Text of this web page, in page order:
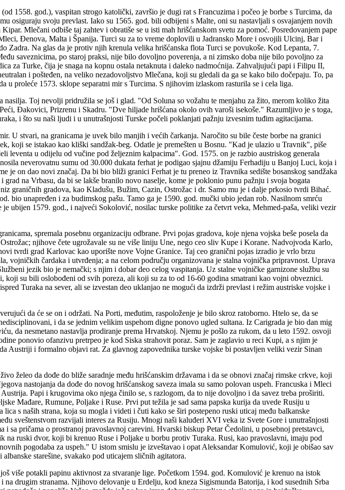
1558. god.), vaspitan strogo katolički, završio je dugi rat s Francuzima i počeo je borbe s Turcima, da
osiguraju svoju prevlast. Iako su 1565. god. bili odbijeni s Malte, oni su nastavljali s osvajanjem novih
Mlečani odbiše taj zahtev i obratiše se u isti mah hrišćanskom svetu za pomoć. Posredovanjem pape
Đenova, Malta i Španija. Turci su za to vreme doplovili u Jadransko More i osvojili Ulcinj, Bar i
Na glas da je protiv njih krenula velika hrišćanska flota Turci se povukoše. Kod Lepanta, 7.
saveznicima, po staroj praksi, nije bilo dovoljno poverenja, a ni zimsko doba nije bilo povoljno za
za Turke, čija je snaga na kopnu ostala netaknuta i daleko nadmoćnija. Zahvaljujući papi i Filipu II,
i pošteđen, na veliko nezadovoljstvo Mlečana, koji su gledali da ga se kako bilo dočepaju. To, pa
u proleće 1573. sklope separatni mir s Turcima. S njihovim izlaskom rasturila se i cela liga.
nasilja. Toj nevolji pridružila se još i glad. "Od Soluna so vožahu te menjahu za žito, merom koliko žita
Đakovici, Prizrenu i Skadru. "Dve hiljade hrišćana okolo ovih varoši isekoše." Razumljivo je s toga,
i što su naši ljudi i u unutrašnjosti Turske počeli poklanjati pažnju izvesnim tuđim agitacijama.
U stvari, na granicama je uvek bilo manjih i većih čarkanja. Naročito su bile česte borbe na granici
koji se istakao kao kliški sandžak-beg. Odatle je premešten u Bosnu. "Kad je ulazio u Travnik", piše
leventa u odijelu od vučine pod željeznim kalpacima". God. 1575. on je razbio austriskog generala
neverovatnu sumu od 30.000 dukata ferhat je podigao sjajnu džamiju Ferhadiju u Banjoj Luci, koja i
je on dao novi značaj. Da bi bio bliži granici Ferhat je tu preneo iz Travnika sedište bosanskog sandžaka
na Vrbasu, da bi se lakše branilo novo naselje, kome je poklonio punu pažnju i svoja bogata
graničnih gradova, kao Kladušu, Bužim, Cazin, Ostrožac i dr. Samo mu je i dalje prkosio tvrdi Bihać.
bio unapređen i za budimskog pašu. Tamo ga je 1590. god. mučki ubio jedan rob. Nasilnom smrću
ubijen 1579. god., i najveći Sokolović, nosilac turske politike za četvrt veka, Mehmed-paša, veliki vezir
spremala posebnu organizaciju odbrane. Prvi pojas gradova, koje njena vojska beše posela da
njihove čete ugrožavale su ne više liniju Une, nego ceo sliv Kupe i Korane. Nadvojvoda Karlo,
tvrdi grad Karlovac kao uporište nove Vojne Granice. Taj ceo granični pojas izradio je vrlo brzu
vojničkih čardaka i utvrđenja; a na celom području organizovana je stalna vojnička pripravnost. Uprava
jezik bio je nemački; s njim i dobar deo celog vaspitanja. Uz stalne vojničke garnizone službu su
su bili oslobođeni od svih poreza, ali koji su za to od 16-60 godina smatrani kao vojni obveznici.
Turaka na sever, ali se izvestan deo uklanjao ne mogući da izdrži prevlast i režim austriske vojske i
da će se on i održati. Na Porti, međutim, raspoloženje je bilo skroz ratoborno. Htelo se, da se
i da se jednim velikim uspehom digne ponovo ugled sultana. Iz Carigrada je bio dan mig
da nesmetano nastavlja prodiranje prema Hrvatskoj. Njemu je pošlo za rukom, da u leto 1592. osvoji
ponovio ofanzivu pretrpeo je kod Siska strahovit poraz. Sam je zaglavio u reci Kupi, a s njim je
Austriji i formalno objavi rat. Za glavnog zapovednika turske vojske bi postavljen veliki vezir Sinan
želeo da dođe do bliže saradnje među hrišćanskim državama i da se obnovi značaj rimske crkve, koji
nastojanja da dođe do novog hrišćanskog saveza imala su samo polovan uspeh. Francuska i Mleci
Papi i krugovima oko njega činilo se, s razlogom, da to nije dovoljno i da savez treba proširiti.
Mađare, Rumune, Poljake i Ruse. Prvi put težila je sad sama papska kurija da uvede Rusiju u
s naših strana, koja su mogla i videti i čuti kako se širi postepeno ruski uticaj među balkanske
sveštenstvom razvijali interes za Rusiju. Mnogi naši kaluđeri XVI veka iz Svete Gore i unutrašnjosti
sa pričama o prostranoj pravoslavnoj carevini. Hvarski biskup Petar Čedolini, u posebnoj pretstavci,
na ruski dvor, koji bi krenuo Ruse i Poljake u borbu protiv Turaka. Rusi, kao pravoslavni, imaju pod
pogodaba za uspeh." U istom smislu je izveštavao i opat Aleksandar Komulović, koji je obišao sav
starešine, svakako pod uticajem sličnih agitatora.
više potakli papinu aktivnost za stvaranje lige. Početkom 1594. god. Komulović je krenuo na istok
drugim stranama. Njihovo delovanje u Erdelju, kod kneza Sigismunda Batorija, i kod susednih Srba